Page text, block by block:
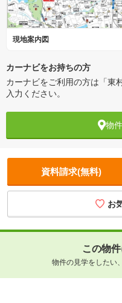
現地案内図
カーナビをお持ちの方
カーナビをご利用の方は「東
入力ください。
物
資料請求(無料)
お
この物
物件の見学をしたい